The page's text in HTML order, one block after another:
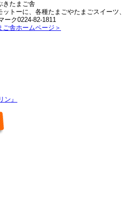
たまご舎
ットーに、各種たまごやたまごスイーツ
0224-82-1811
舎ホームページ＞